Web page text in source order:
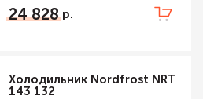
24 828
Холодильник Nordfrost NRT
143 132